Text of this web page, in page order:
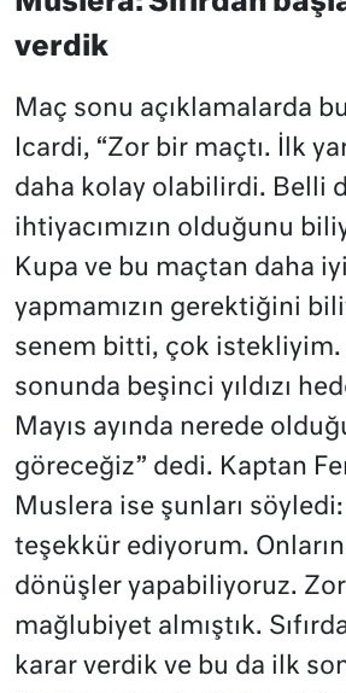
verdik
Maç sonu açıklamalarda
Icardi, “Zor bir maçtı. İlk
daha kolay olabilirdi. Belli
ihtiyacımızın olduğunu
Kupa ve bu maçtan daha
yapmamızın gerektiğini
senem bitti, çok istekliyim.
sonunda beşinci yıldızı
Mayıs ayında nerede
göreceğiz” dedi. Kaptan
Muslera ise şunları
teşekkür ediyorum.
dönüşler yapabiliyoruz.
mağlubiyet almıştık.
karar verdik ve bu da ilk